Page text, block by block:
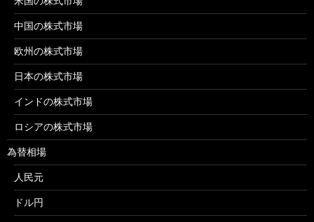
中国の株式市場
欧州の株式市場
日本の株式市場
インドの株式市場
ロシアの株式市場
為替相場
人民元
ドル円